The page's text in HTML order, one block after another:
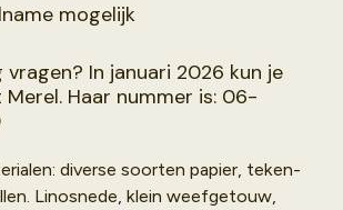
mogelijk
vragen? In januari 2026 kun je
Haar nummer is: 06-
diverse soorten papier, teken-
Linosnede, klein weefgetouw,